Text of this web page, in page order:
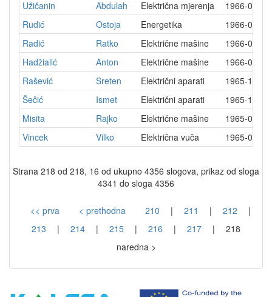
Užičanin
Abdulah Električna mjerenja
1966-03-12
Rudić
Ostoja Energetika
1966-03-11
Radić
Ratko Električne mašine
1966-03-04
Hadžialić
Anton Električne mašine
1966-02-24
Rašević
Sreten Električni aparati
1965-12-18
Šečić
Ismet Električni aparati
1965-12-11
Misita
Rajko Električne mašine
1965-09-28
Vincek
Vilko Električna vuča 1965-07-02
Strana 218 od 218, 16 od ukupno 4356 slogova, prikaz od sloga
4341 do sloga 4356
<< prva < prethodna 210 | 211 | 212
|
213
| 214 | 215 | 216 | 217 |
218
naredna >